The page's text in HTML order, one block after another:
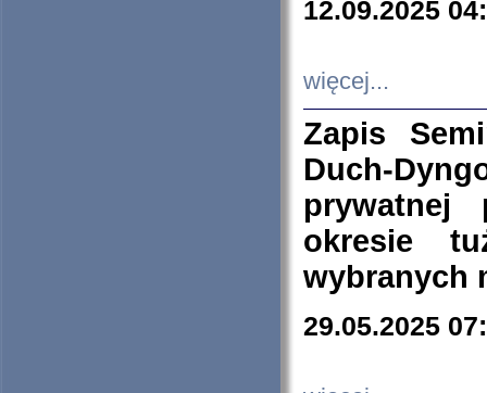
12.09.2025
więcej...
Zapis
Duch-
prywatnej
okresie
wybranych
29.05.2025